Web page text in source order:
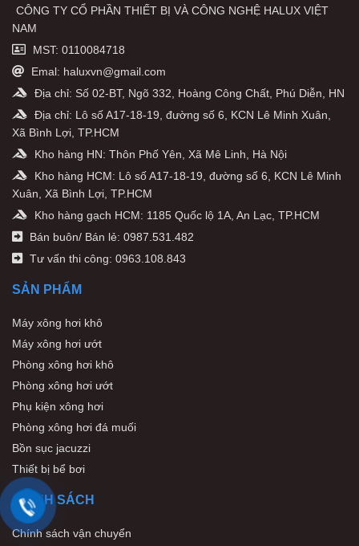
CÔNG TY CỔ PHẦN THIẾT BỊ VÀ CÔNG NGHỆ HALUX VIỆT
NAM
MST: 0110084718
Emal: haluxvn@gmail.com
Địa chỉ: Số 02-BT, Ngõ 332, Hoàng Công Chất, Phú Diễn, HN
Địa chỉ: Lô số A17-18-19, đường số 6, KCN Lê Minh Xuân,
Xã Bình Lợi, TP.HCM
Kho hàng HN: Thôn Phố Yên, Xã Mê Linh, Hà Nội
Kho hàng HCM: Lô số A17-18-19, đường số 6, KCN Lê Minh
Xuân, Xã Bình Lợi, TP.HCM
Kho hàng gạch HCM: 1185 Quốc lộ 1A, An Lạc, TP.HCM
Bán buôn/ Bán lẻ: 0987.531.482
Tư vấn thi công: 0963.108.843
SẢN PHẨM
Máy xông hơi khô
Máy xông hơi ướt
Phòng xông hơi khô
Phòng xông hơi ướt
Phụ kiện xông hơi
Phòng xông hơi đá muối
Bồn sục jacuzzi
Thiết bị bể bơi
CHÍNH SÁCH
Chính sách vận chuyển